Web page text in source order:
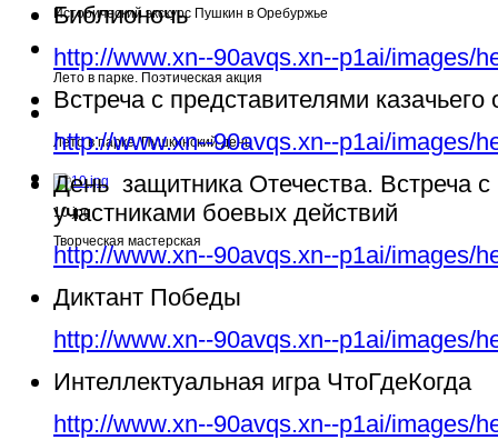
Исторический экскурс Пушкин в Оребуржье
Лето в парке. Поэтическая акция
Лето в парке. Пушкинский день
10.jpg
Творческая мастерская
Библионочь
http://www.xn--90avqs.xn--p1ai/images/
Встреча с представителями
http://www.xn--90avqs.xn--p1ai/images/
День защитника Отечества. Встреча
участниками боевых действий
http://www.xn--90avqs.xn--p1ai/images/
Диктант Победы
http://www.xn--90avqs.xn--p1ai/images/
Интеллектуальная игра ЧтоГдеКогда
http://www.xn--90avqs.xn--p1ai/images/